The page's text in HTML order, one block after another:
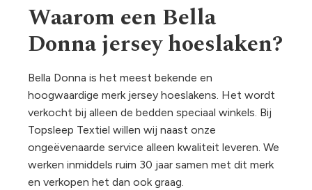
Waarom een Bella
Donna jersey hoeslaken?
Bella Donna is het meest bekende en
hoogwaardige merk jersey hoeslakens. Het wordt
verkocht bij alleen de bedden speciaal winkels. Bij
Topsleep Textiel willen wij naast onze
ongeëvenaarde service alleen kwaliteit leveren. We
werken inmiddels ruim 30 jaar samen met dit merk
en verkopen het dan ook graag.